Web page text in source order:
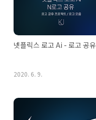
넷플릭스 로고 Ai - 로고 공유
2020. 6. 9.